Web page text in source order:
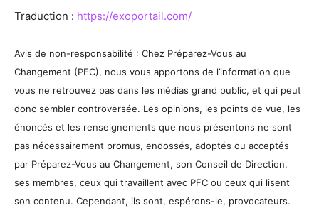
Traduction : https://exoportail.com/
Avis de non-responsabilité : Chez Préparez-Vous au
Changement (PFC), nous vous apportons de l’information que
vous ne retrouvez pas dans les médias grand public, et qui peut
donc sembler controversée. Les opinions, les points de vue, les
énoncés et les renseignements que nous présentons ne sont
pas nécessairement promus, endossés, adoptés ou acceptés
par Préparez-Vous au Changement, son Conseil de Direction,
ses membres, ceux qui travaillent avec PFC ou ceux qui lisent
son contenu. Cependant, ils sont, espérons-le, provocateurs.